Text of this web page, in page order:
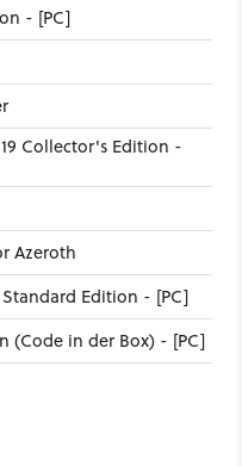
- [PC]
Collector's Edition -
Azeroth
Standard Edition - [PC]
(Code in der Box) - [PC]